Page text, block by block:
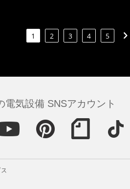
1 2 3 4 5
電気設備 SNSアカウント